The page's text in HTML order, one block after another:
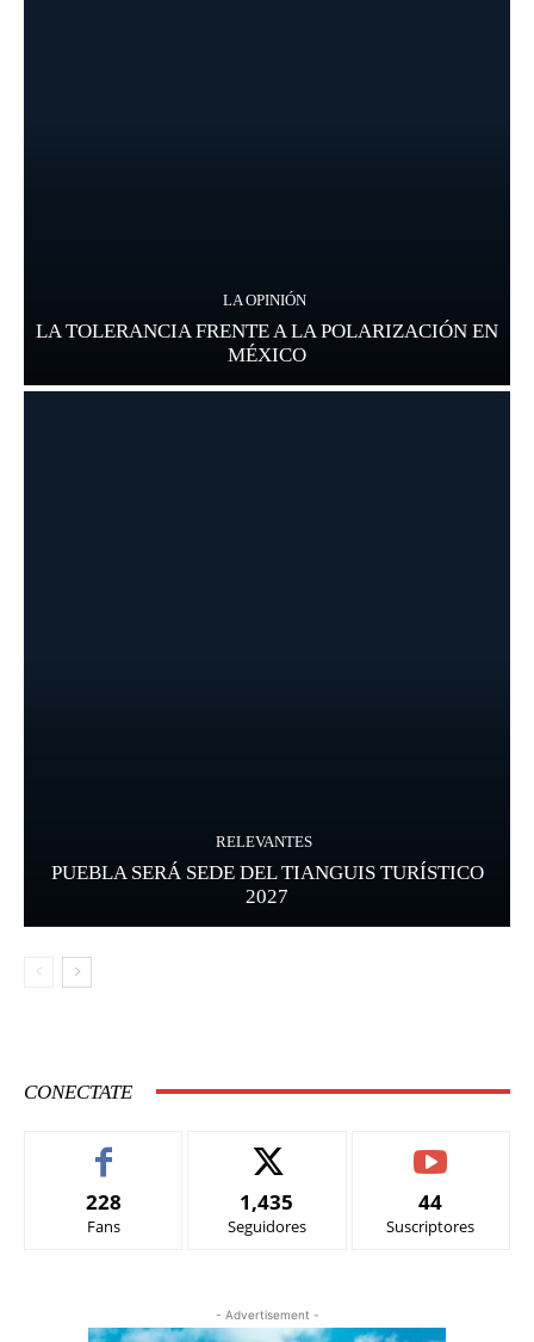
LA OPINIÓN
LA TOLERANCIA FRENTE A LA POLARIZACIÓN EN
MÉXICO
RELEVANTES
PUEBLA SERÁ SEDE DEL TIANGUIS TURÍSTICO
2027
CONECTATE
228
Fans
1,435
Seguidores
44
Suscriptores
- Advertisement -